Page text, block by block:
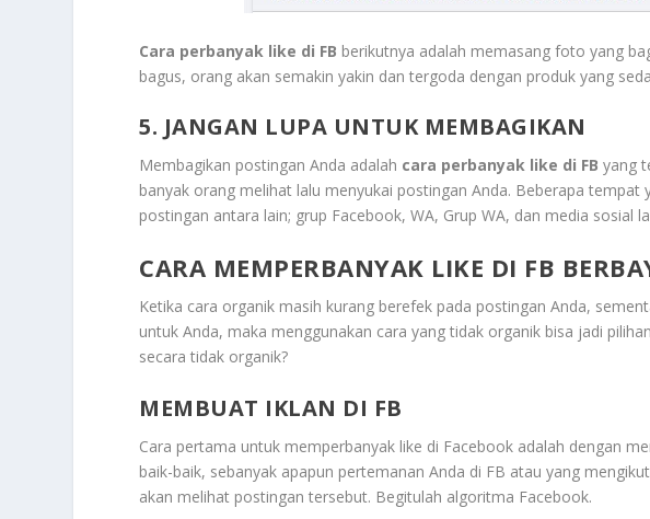
Cara perbanyak like di FB berikutnya adalah memasang foto yang
bagus, orang akan semakin yakin dan tergoda dengan produk yang
5. JANGAN LUPA UNTUK MEMBAGIKAN
Membagikan postingan Anda adalah cara perbanyak like di FB yang
banyak orang melihat lalu menyukai postingan Anda. Beberapa
postingan antara lain; grup Facebook, WA, Grup WA, dan media sosial
CARA MEMPERBANYAK LIKE DI FB
Ketika cara organik masih kurang berefek pada postingan Anda,
untuk Anda, maka menggunakan cara yang tidak organik bisa jadi
secara tidak organik?
MEMBUAT IKLAN DI FB
Cara pertama untuk memperbanyak like di Facebook adalah dengan
baik-baik, sebanyak apapun pertemanan Anda di FB atau yang
akan melihat postingan tersebut. Begitulah algoritma Facebook.